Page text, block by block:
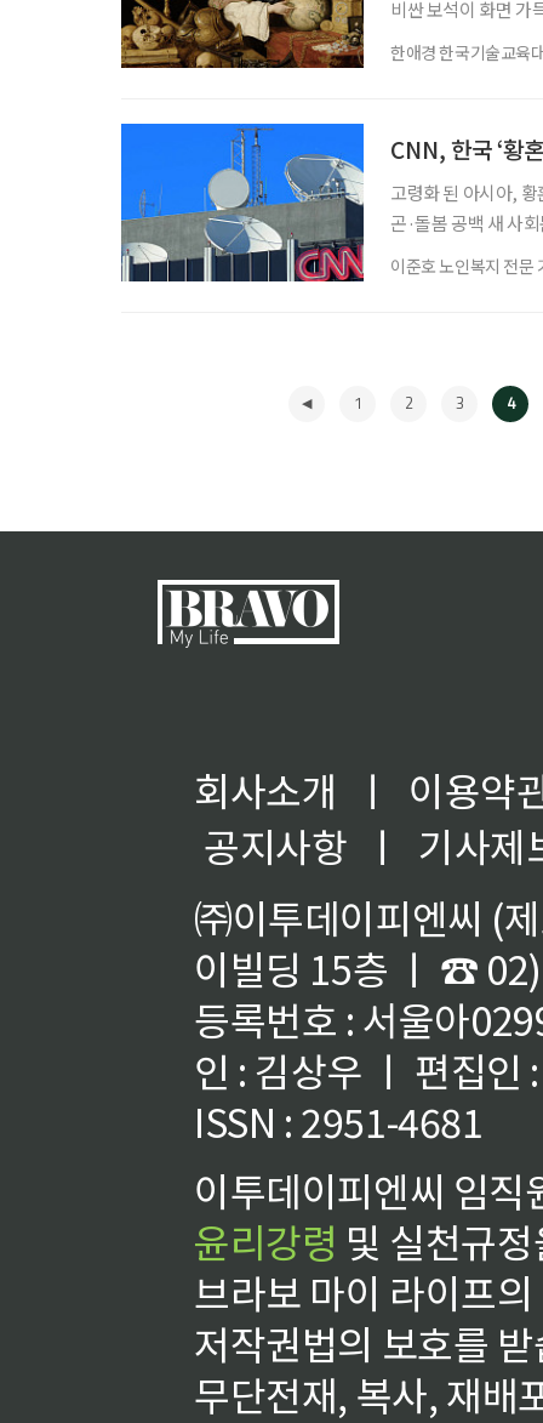
비싼 보석이 화면 가
(Vanitas) 정물화였
올랐다. 낯선 도시
한애경 한국기술교육
CNN, 한국 ‘황
고령화 된 아시아,
곤·돌봄 공백 새 사
하는 ‘황혼이혼’을
행한 결혼생활을
이준호 노인복지 전문
1 2 3 4
회사소개 ㅣ
이용약
공지사항
ㅣ
기사제
㈜이투데이피엔씨 (
이빌딩 15층 ㅣ ☎
등록번호 : 서울아
인 : 김상우 ㅣ 편집인
ISSN : 2951-4681
이투데이피엔씨 임
윤리강령 및 실천규
브라보 마이 라이프
저작권법의 보호를
무단전재, 복사, 재배